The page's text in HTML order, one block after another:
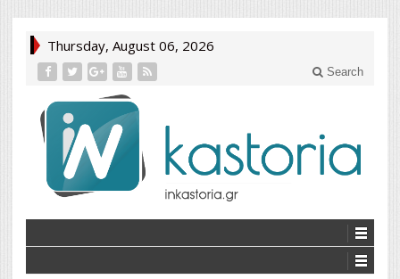
Thursday, August 06, 2026
Search